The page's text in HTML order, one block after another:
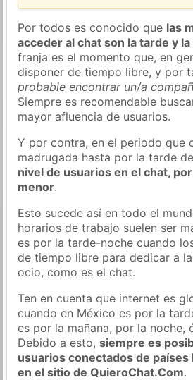
Por todos es conocido que las
acceder al chat son la tarde y
franja es el momento que, en
disponer de tiempo libre, y por
probable encontrar un/a
Siempre es recomendable
mayor afluencia de usuarios.
Y por contra, en el periodo que
madrugada hasta por la tarde
nivel de usuarios en el chat,
menor.
Esto sucede así en todo el
horarios de trabajo suelen ser
es por la tarde-noche cuando
de tiempo libre para dedicar a
ocio, como es el chat.
Ten en cuenta que internet es
cuando en México es por la
es por la mañana, por la noche,
Debido a esto,siempre es
usuarios conectados de
en el sitio de QuieroChat.Com.